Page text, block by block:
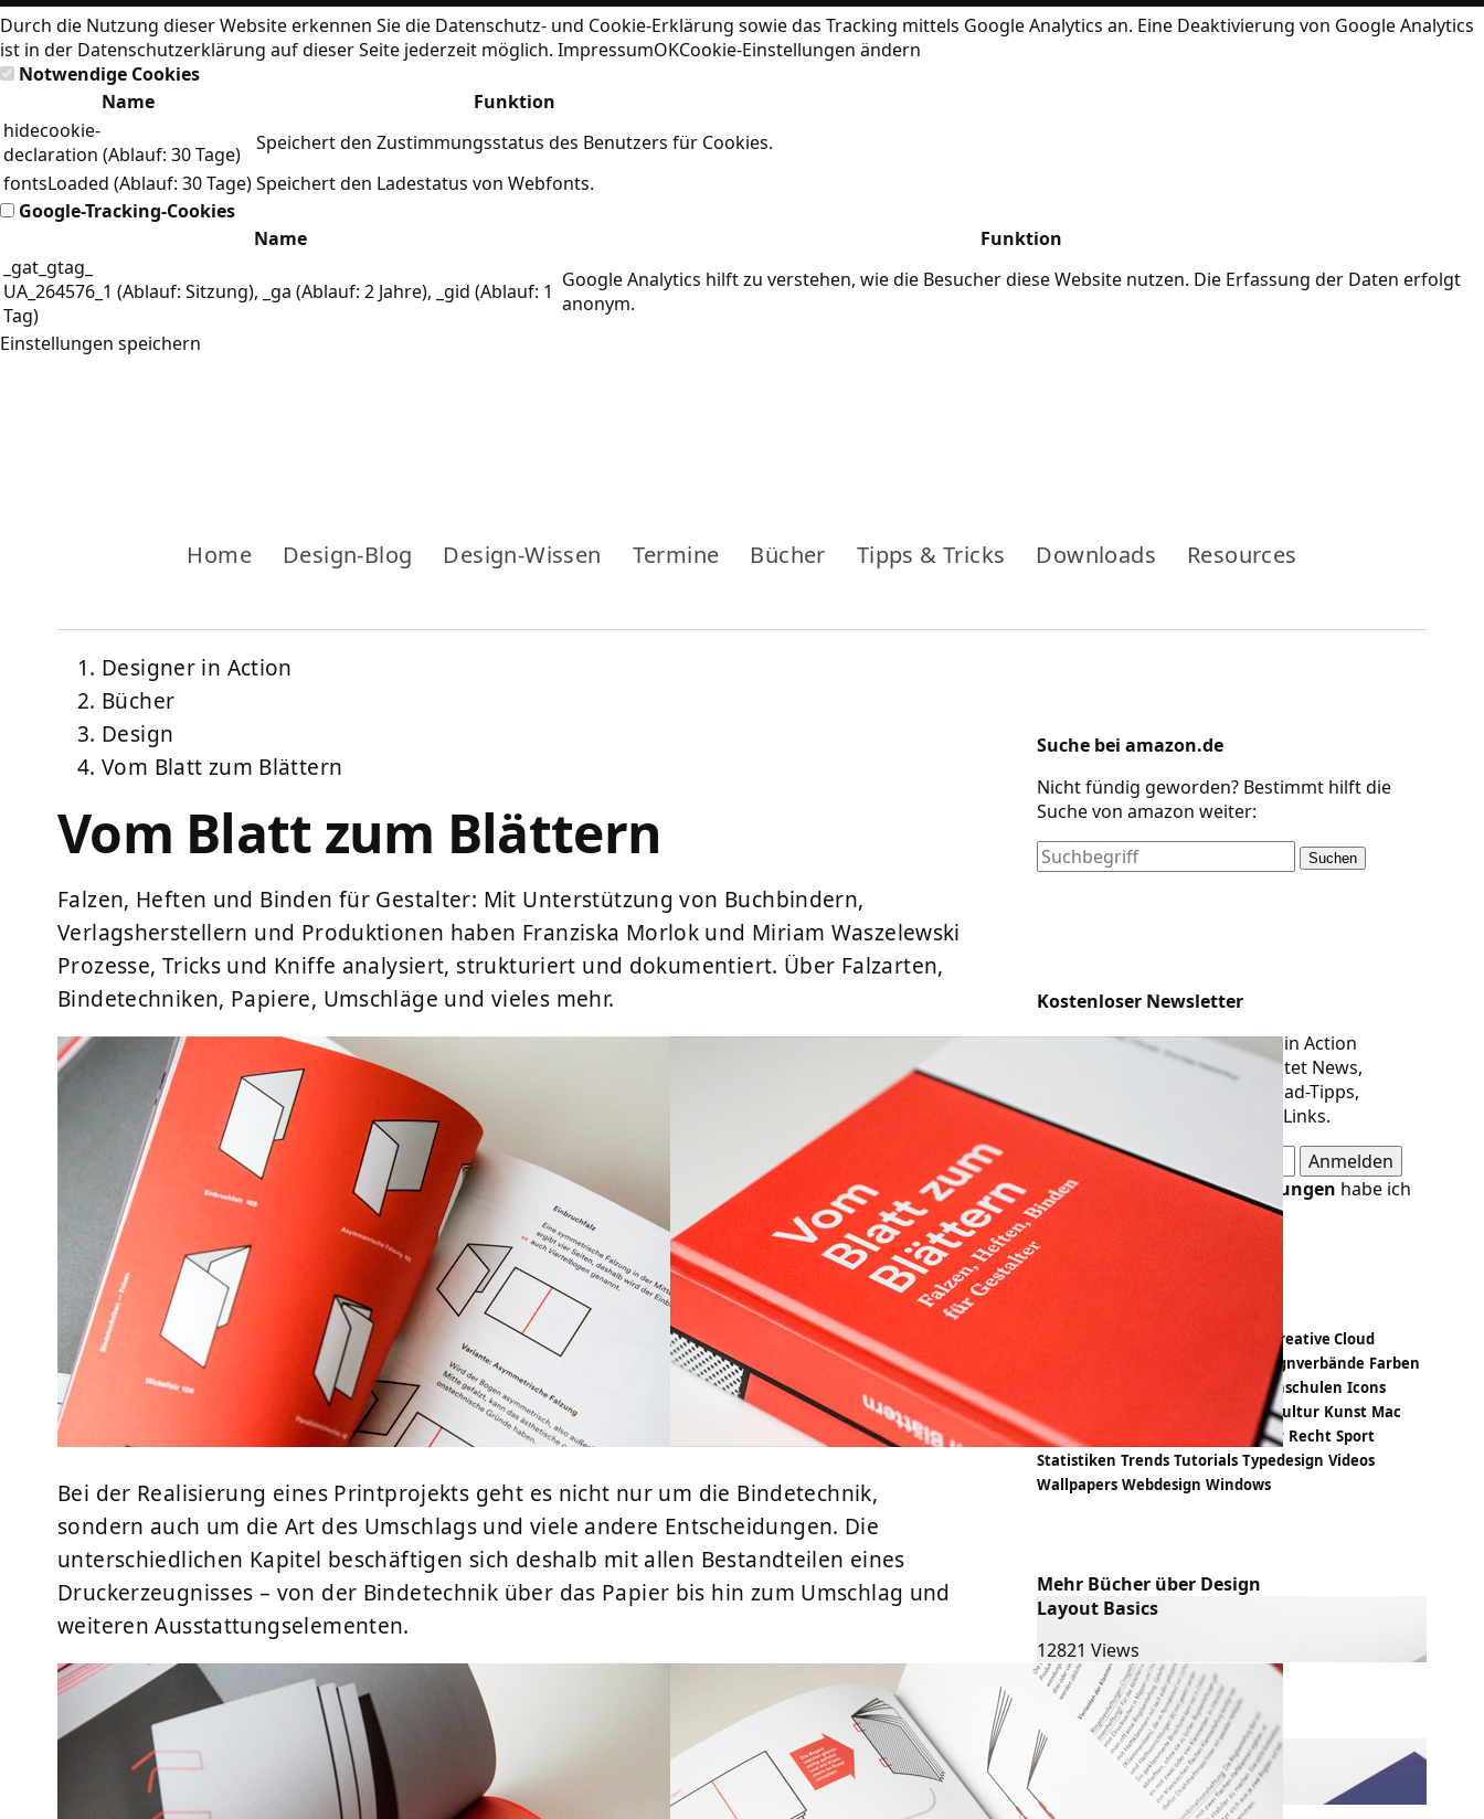
Durch die Nutzung dieser Website erkennen Sie die Datenschutz- und Cookie-Erklärung sowie das Tracking mittels Google Analytics an. Eine Deaktivierung von Google Analytics
ist in der Datenschutzerklärung auf dieser Seite jederzeit möglich. ImpressumOKCookie-Einstellungen ändern
Notwendige Cookies
Name
Funktion
hidecookie-
declaration (Ablauf: 30 Tage)
Speichert den Zustimmungsstatus des Benutzers für Cookies.
fontsLoaded (Ablauf: 30 Tage)Speichert den Ladestatus von Webfonts.
Google-Tracking-Cookies
Name
Funktion
_gat_gtag_
UA_264576_1 (Ablauf: Sitzung), _ga (Ablauf: 2 Jahre), _gid (Ablauf: 1
Tag)
Google Analytics hilft zu verstehen, wie die Besucher diese Website nutzen. Die Erfassung der Daten erfolgt
anonym.
Einstellungen speichern
Home Design-Blog Design-Wissen Termine Bücher Tipps & Tricks Downloads Resources
Designer in Action
Bücher
Design
Vom Blatt zum Blättern
Vom Blatt zum Blättern
Falzen, Heften und Binden für Gestalter: Mit Unterstützung von Buchbindern,
Verlagsherstellern und Produktionen haben Franziska Morlok und Miriam Waszelewski
Prozesse, Tricks und Kniffe analysiert, strukturiert und dokumentiert. Über Falzarten,
Bindetechniken, Papiere, Umschläge und vieles mehr.
Bei der Realisierung eines Printprojekts geht es nicht nur um die Bindetechnik,
sondern auch um die Art des Umschlags und viele andere Entscheidungen. Die
unterschiedlichen Kapitel beschäftigen sich deshalb mit allen Bestandteilen eines
Druckerzeugnisses – von der Bindetechnik über das Papier bis hin zum Umschlag und
weiteren Ausstattungselementen.
Suche bei amazon.de
Nicht fündig geworden? Bestimmt hilft die
Suche von amazon weiter:
Suchen
Kostenloser Newsletter
Der Newsletter von Designer in Action
erscheint alle 14 Tage und bietet News,
Meldungen, Termine, Download-Tipps,
Buchvorstellungen und neue Links.
Die Datenschutzbestimmungen habe ich
gelesen und akzeptiert.
Creative Cloud
Designverbände Farben
Hochschulen Icons
Kalender Kultur Kunst Mac
Magazin
Poster Recht Sport
Statistiken Trends Tutorials Typedesign Videos
Wallpapers Webdesign Windows
Mehr Bücher über Design
Layout Basics
12821 Views
Making Fonts!
10864 Views